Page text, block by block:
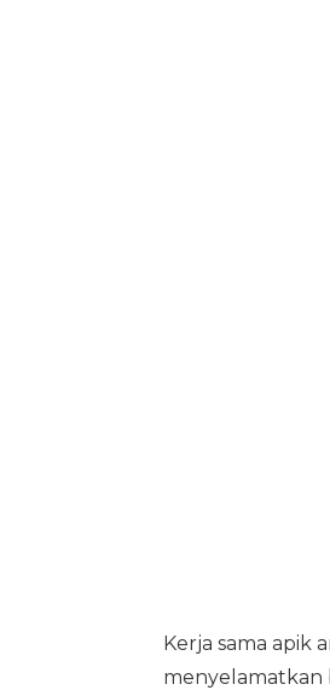
Kerja sama
menyelamatkan